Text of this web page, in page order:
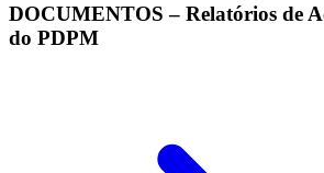
DOCUMENTOS – Relatórios de
do PDPM